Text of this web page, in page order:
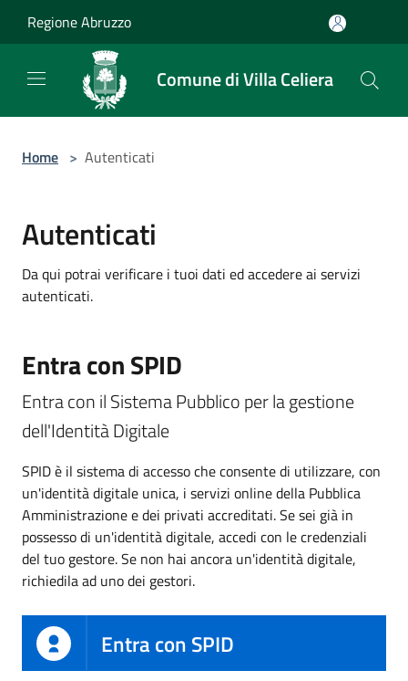
Regione Abruzzo
Comune di Villa Celiera
Home > Autenticati
Autenticati
Da qui potrai verificare i tuoi dati ed accedere ai servizi
autenticati.
Entra con SPID
Entra con il Sistema Pubblico per la gestione
dell'Identità Digitale
SPID è il sistema di accesso che consente di utilizzare, con
un'identità digitale unica, i servizi online della Pubblica
Amministrazione e dei privati accreditati. Se sei già in
possesso di un'identità digitale, accedi con le credenziali
del tuo gestore. Se non hai ancora un'identità digitale,
richiedila ad uno dei gestori.
Entra con SPID